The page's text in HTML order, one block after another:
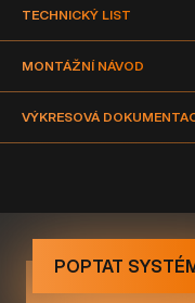
TECHNICKÝ LIST
MONTÁŽNÍ NÁVOD
VÝKRESOVÁ
POPTAT